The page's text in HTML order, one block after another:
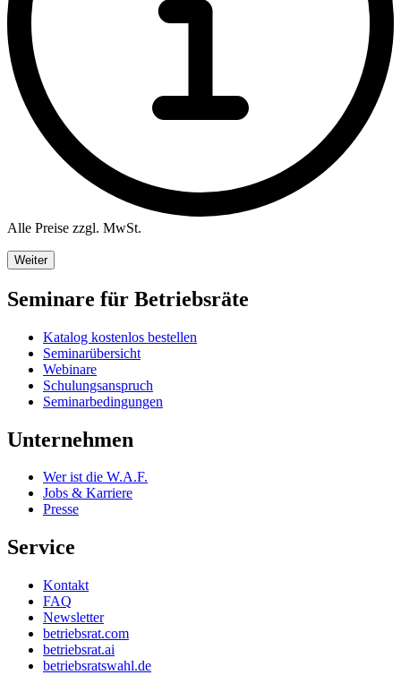
Alle Preise zzgl. MwSt.
Weiter
Seminare für Betriebsräte
Katalog kostenlos bestellen
Seminarübersicht
Webinare
Schulungsanspruch
Seminarbedingungen
Unternehmen
Wer ist die W.A.F.
Jobs & Karriere
Presse
Service
Kontakt
FAQ
Newsletter
betriebsrat.com
betriebsrat.ai
betriebsratswahl.de